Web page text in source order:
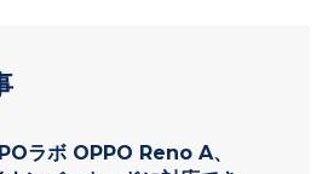
ラボ OPPO Reno A、